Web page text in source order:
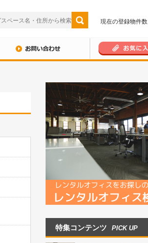
現在の登録物件数
特集コンテンツ PICK UP